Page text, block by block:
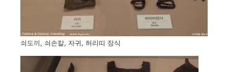
쇠도끼, 쇠손칼, 자귀, 허리띠 장식